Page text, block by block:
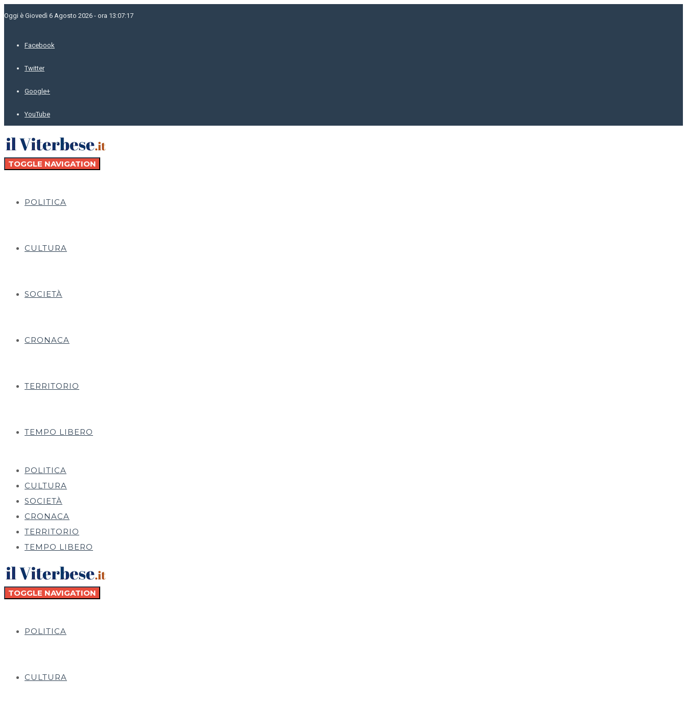
Oggi è Giovedì 6 Agosto 2026 - ora 13:07:17
Facebook
Twitter
Google+
YouTube
TOGGLE NAVIGATION
POLITICA
CULTURA
SOCIETÀ
CRONACA
TERRITORIO
TEMPO LIBERO
POLITICA
CULTURA
SOCIETÀ
CRONACA
TERRITORIO
TEMPO LIBERO
TOGGLE NAVIGATION
POLITICA
CULTURA